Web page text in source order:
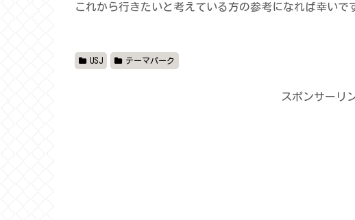
これから行きたいと考えている方の参考になれば幸いで
USJ テーマパーク
スポンサーリ